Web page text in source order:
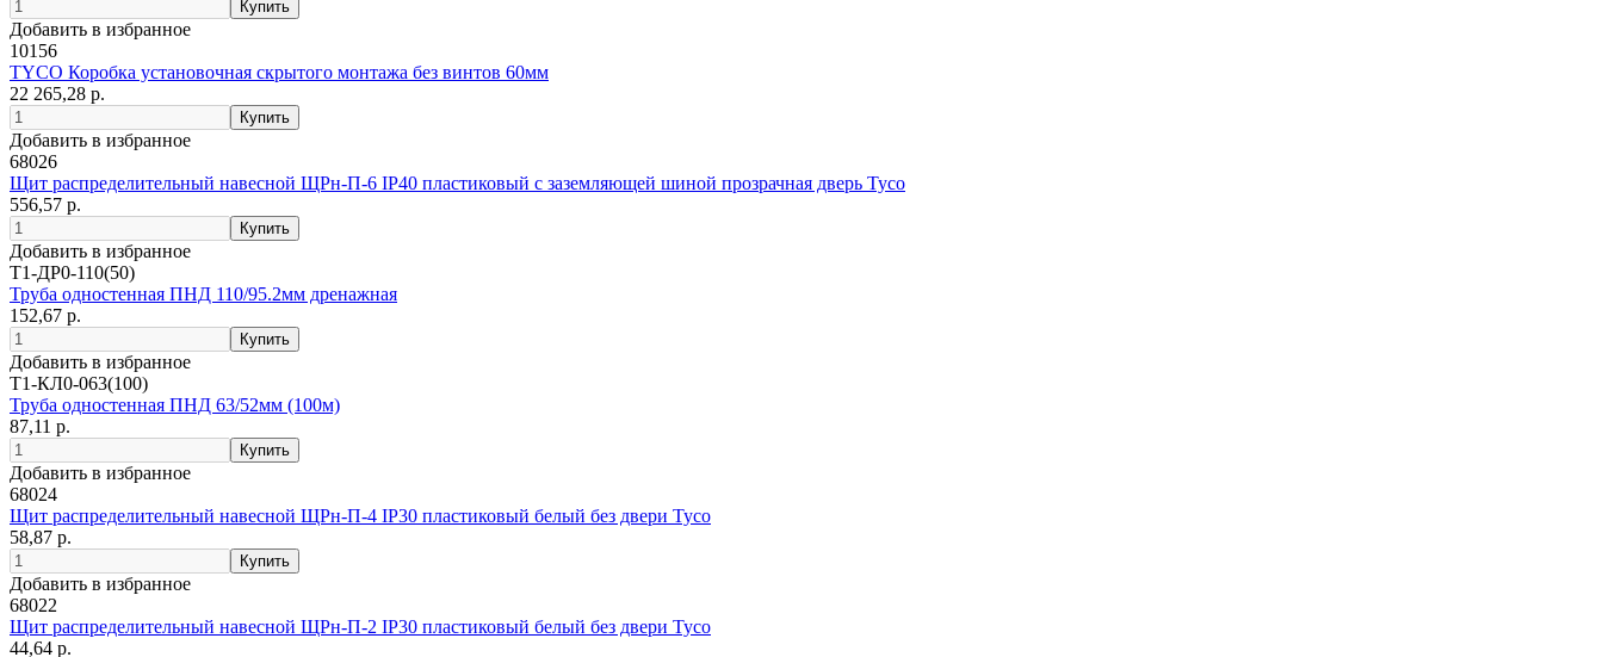
Добавить в избранное
10156
TYCO Коробка установочная скрытого монтажа без винтов 60мм
22 265,28 р.
Добавить в избранное
68026
Щит распределительный навесной ЩРн-П-6 IP40 пластиковый с заземляющей шиной прозрачная дверь Тусо
556,57 р.
Добавить в избранное
Т1-ДР0-110(50)
Труба одностенная ПНД 110/95.2мм дренажная
152,67 р.
Добавить в избранное
Т1-КЛ0-063(100)
Труба одностенная ПНД 63/52мм (100м)
87,11 р.
Добавить в избранное
68024
Щит распределительный навесной ЩРн-П-4 IP30 пластиковый белый без двери Тусо
58,87 р.
Добавить в избранное
68022
Щит распределительный навесной ЩРн-П-2 IP30 пластиковый белый без двери Tyco
44,64 р.